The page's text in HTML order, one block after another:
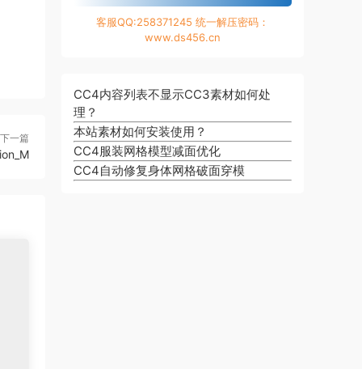
下一篇
客服QQ:258371245 统一解压密码：
www.ds456.cn
CC4内容列表不显示CC3素材如何处
理？
本站素材如何安装使用？
CC4服装网格模型减面优化
CC4自动修复身体网格破面穿模